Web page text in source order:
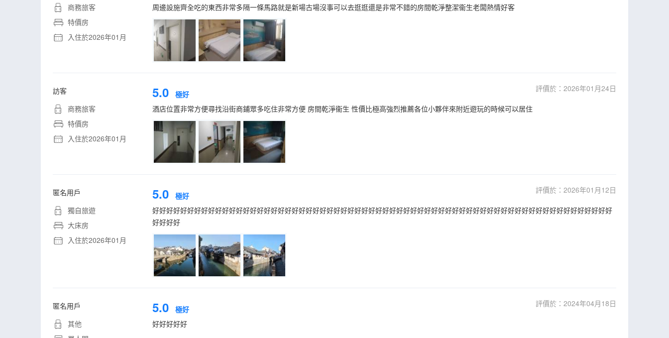
商務旅客
特價房
入住於2026年01月
周邊設施齊全吃的東西非常多隔一條馬路就是新場古場沒事可以去逛逛還是非常不錯的房間乾淨整潔衞生老闆熱情好客
訪客
商務旅客
特價房
入住於2026年01月
5.0 極好
評價於：2026年01月24日
酒店位置非常方便尋找沿街商鋪眾多吃住非常方便 房間乾淨衞生 性價比極高強烈推薦各位小夥伴來附近遊玩的時候可以居住
匿名用戶
獨自旅遊
大床房
入住於2026年01月
5.0 極好
評價於：2026年01月12日
好好好好好好好好好好好好好好好好好好好好好好好好好好好好好好好好好好好好好好好好好好好好好好好好好好好好好好好好好好好好好好好好好好
好好好好
匿名用戶
其他
5.0 極好
評價於：2024年04月18日
好好好好好